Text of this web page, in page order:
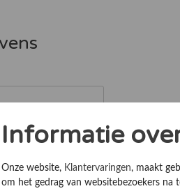
Informatie
Onze website, Klantervaringen, maakt
om het gedrag van websitebezoekers na